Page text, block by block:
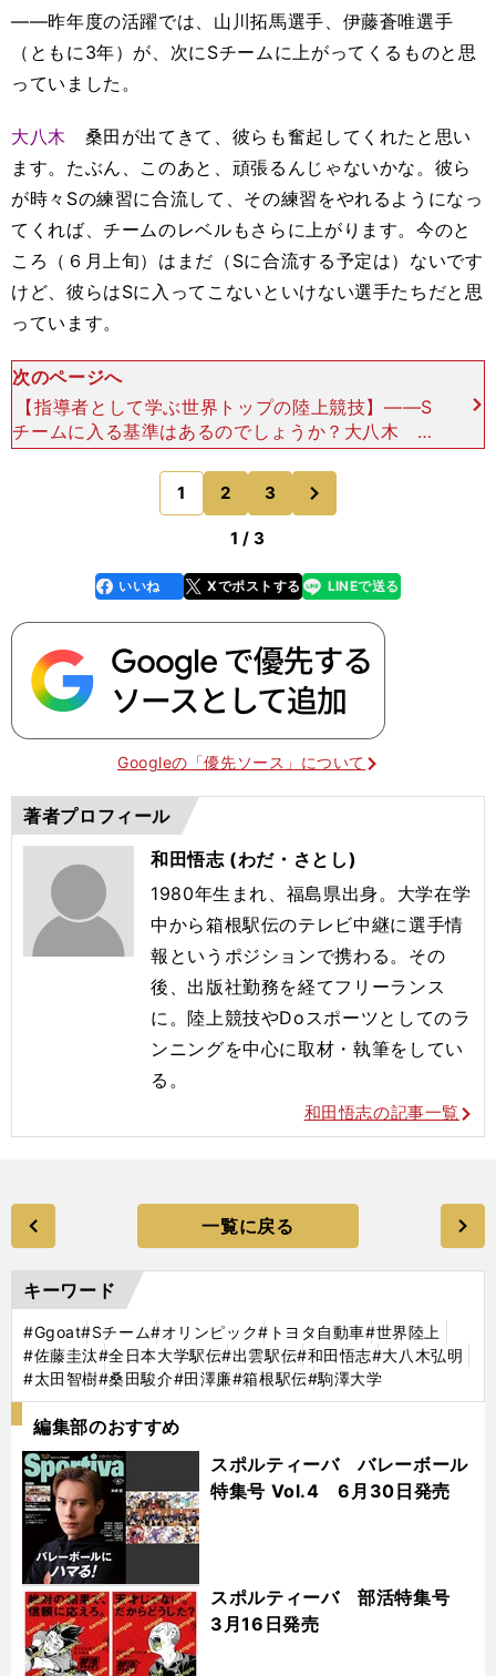
――昨年度の活躍では、山川拓馬選手、伊藤蒼唯選手
（ともに3年）が、次にSチームに上がってくるものと思
っていました。
大八木 桑田が出てきて、彼らも奮起してくれたと思い
ます。たぶん、このあと、頑張るんじゃないかな。彼ら
が時々Sの練習に合流して、その練習をやれるようになっ
てくれば、チームのレベルもさらに上がります。今のと
ころ（６月上旬）はまだ（Sに合流する予定は）ないです
けど、彼らはSに入ってこないといけない選手たちだと思
っています。
次のページへ
【指導者として学ぶ世界トップの陸上競技】――S
チームに入る基準はあるのでしょうか？大八木 １
万mなら28分そこそこで走れる力があれば、Sチー
ムに入れてやらせてみたいとは考えているんですけ
どね...
1 2 3
1 / 3
faceboo
k
いいね Xでポストする
line LINEで送る
Googleの「優先ソース」について
著者プロフィール
和田悟志 (わだ・さとし)
1980年生まれ、福島県出身。大学在学
中から箱根駅伝のテレビ中継に選手情
報というポジションで携わる。その
後、出版社勤務を経てフリーランス
に。陸上競技やDoスポーツとしてのラ
ンニングを中心に取材・執筆をしてい
る。
和田悟志の記事一覧
一覧に戻る
キーワード
#Ggoat#Sチーム#オリンピック#トヨタ自動車#世界陸上
#佐藤圭汰#全日本大学駅伝#出雲駅伝#和田悟志#大八木弘明
#太田智樹#桑田駿介#田澤廉#箱根駅伝#駒澤大学
編集部のおすすめ
スポルティーバ バレーボール
特集号 Vol.4 6月30日発売
スポルティーバ 部活特集号
3月16日発売